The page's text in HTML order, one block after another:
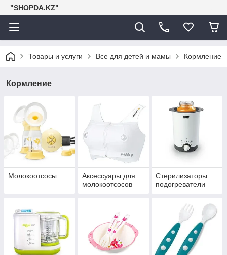
"SHOPDA.KZ"
Товары и услуги Все для детей и мамы Кормление
Кормление
Молокоотсосы
Аксессуары для
молокоотсосов
Стерилизаторы
подогреватели